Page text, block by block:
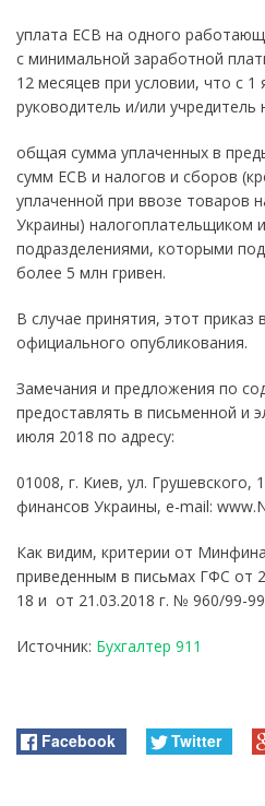
уплата ЕСВ на одного
с минимальной заработной
12 месяцев при условии, что с 1
руководитель и/или учредитель
общая сумма уплаченных в
сумм ЕСВ и налогов и сборов
уплаченной при ввозе товаров
Украины) налогоплательщиком
подразделениями, которыми
более 5 млн гривен.
В случае принятия, этот приказ
официального опубликования.
Замечания и предложения по
предоставлять в письменной и
июля 2018 по адресу:
01008, г. Киев, ул. Грушевского,
финансов Украины, e-mail:
Как видим, критерии от
приведенным в письмах ГФС от
18 и от 21.03.2018 г. № 960/99-
Источник: Бухгалтер 911
Facebook Twitter